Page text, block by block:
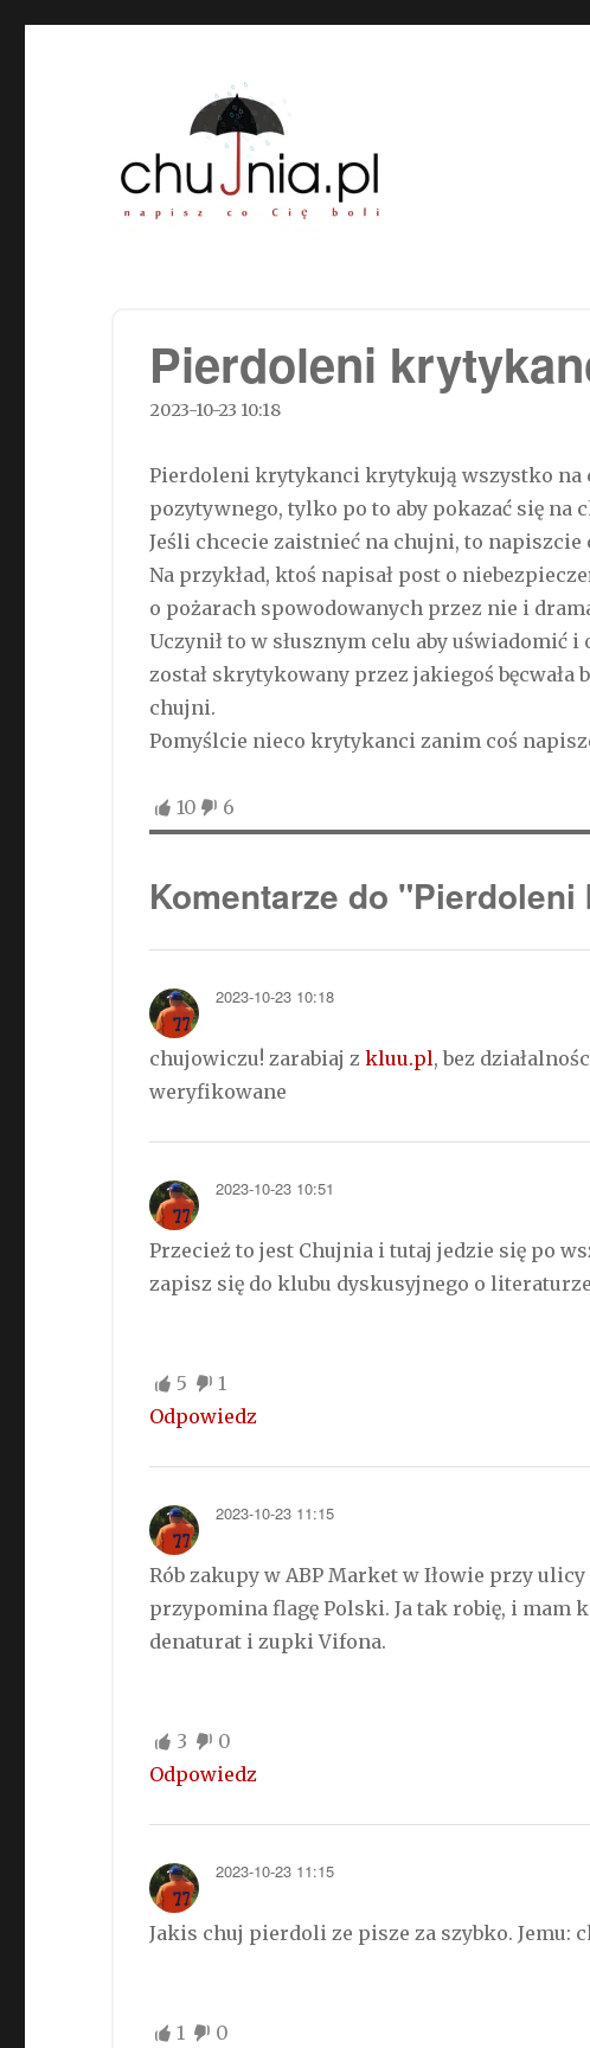
Pierdoleni
2023-10-23 10:18
Pierdoleni krytykanci krytykują wszystko
pozytywnego, tylko po to aby pokazać się na
Jeśli chcecie zaistnieć na chujni, to
Na przykład, ktoś napisał post o
o pożarach spowodowanych przez nie i
Uczynił to w słusznym celu aby uświadomić
został skrytykowany przez jakiegoś bęcwała
chujni.
Pomyślcie nieco krytykanci zanim coś
10 6
Komentarze do
2023-10-23 10:18
chujowiczu! zarabiaj zkluu.pl, bez
weryfikowane
2023-10-23 10:51
Przecież to jest Chujnia i tutaj jedzie się po
zapisz się do klubu dyskusyjnego o
5
1
Odpowiedz
2023-10-23 11:15
Rób zakupy w ABP Market w Iłowie przy
przypomina flagę Polski. Ja tak robię, i mam
denaturat i zupki Vifona.
3
0
Odpowiedz
2023-10-23 11:15
Jakis chuj pierdoli ze pisze za szybko. Jemu:
1
0